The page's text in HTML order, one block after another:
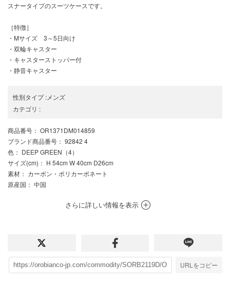
スナータイプのスーツケースです。
［特徴］
・Mサイズ 3～5日向け
・双輪キャスター
・キャスターストッパー付
・静音キャスター
性別タイプ:メンズ
カテゴリ :
商品番号 ： OR1371DM014859
ブランド商品番号 ： 92842 4
色 ： DEEP GREEN（4）
サイズ(cm) ： H 54cm W 40cm D26cm
素材 ： カーボン・ポリカーボネート
原産国 ： 中国
さらに詳しい情報を表示
URLをコピー